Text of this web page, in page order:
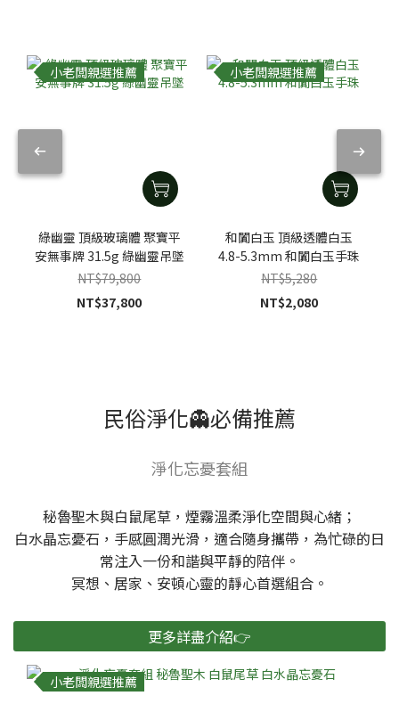
小老闆親選推薦
綠幽靈 頂級玻璃體 聚寶平
安無事牌 31.5g 綠幽靈吊墜
NT$79,800
NT$37,800
小老闆親選推薦
和闐白玉 頂級透體白玉
4.8-5.3mm 和闐白玉手珠
NT$5,280
NT$2,080
民俗淨化👻必備推薦
淨化忘憂套組
秘魯聖木與白鼠尾草，煙霧溫柔淨化空間與心緒；
白水晶忘憂石，手感圓潤光滑，適合隨身攜帶，為忙碌的日
常注入一份和諧與平靜的陪伴。
冥想、居家、安頓心靈的靜心首選組合。
更多詳盡介紹👉
小老闆親選推薦